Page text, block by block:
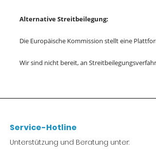
Alternative Streitbeilegung:
Die Europäische Kommission stellt eine
Wir sind nicht bereit, an
Service-Hotline
Unterstützung und Beratung unter: